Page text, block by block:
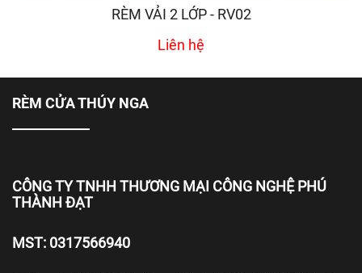
RÈM VẢI 2 LỚP - RV02
Liên hệ
RÈM CỬA THÚY NGA
CÔNG TY TNHH THƯƠNG MẠI CÔNG NGHỆ PHÚ
THÀNH ĐẠT
MST: 0317566940